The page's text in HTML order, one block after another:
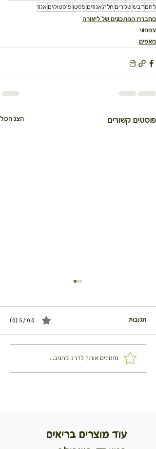
לחםדבש שמרים חלה אגוזים פסטו פיסטוקים אגוז
מחברת המתכונים של ליאורה
צמחוני
מאפים
פוסטים קשורים הצג הכול
מאפה תרד, צפתית ושיבולת
תגובות 0.0 / 5 ‏(0)
מזמינים אותך לדרג ולהגיב...
עוד מוצרים בריאים